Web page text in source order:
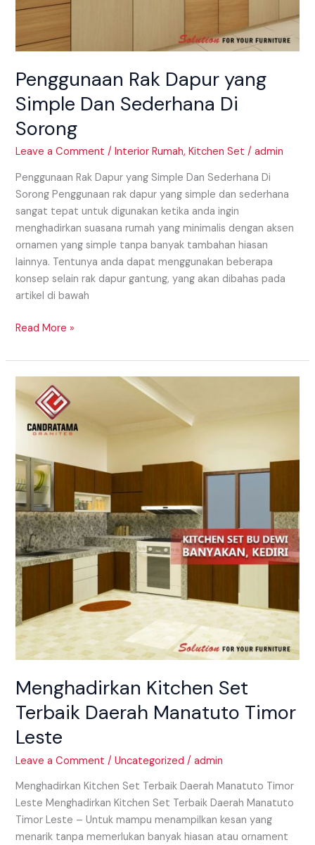
Penggunaan Rak Dapur yang
Simple Dan Sederhana Di
Sorong
Leave a Comment /Interior Rumah,Kitchen Set /admin
Penggunaan Rak Dapur yang Simple Dan Sederhana Di
Sorong Penggunaan rak dapur yang simple dan sederhana
sangat tepat untuk digunakan ketika anda ingin
menghadirkan suasana rumah yang minimalis dengan aksen
ornamen yang simple tanpa banyak tambahan hiasan
lainnya. Tentunya anda dapat menggunakan beberapa
konsep selain rak dapur gantung, yang akan dibahas pada
artikel di bawah
Read More »
Menghadirkan Kitchen Set
Terbaik Daerah Manatuto Timor
Leste
Leave a Comment /Uncategorized /admin
Menghadirkan Kitchen Set Terbaik Daerah Manatuto Timor
Leste Menghadirkan Kitchen Set Terbaik Daerah Manatuto
Timor Leste – Untuk mampu menampilkan kesan yang
menarik tanpa memerlukan banyak hiasan atau ornament
Menghadirkan
Kitchen
Set
Terbaik
Daerah
Manatuto
Timor
Leste